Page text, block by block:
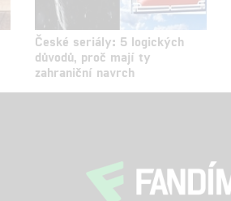
České seriály: 5 logických
důvodů, proč mají ty
zahraniční navrch